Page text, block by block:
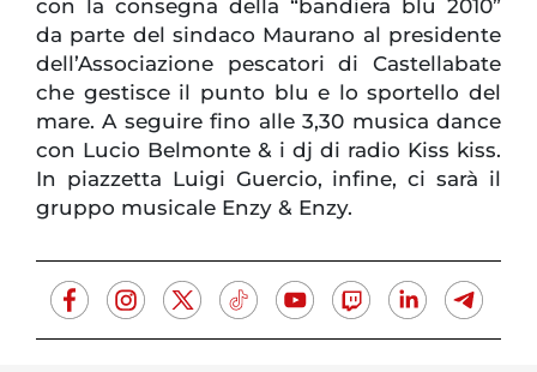
con la consegna della “bandiera blu 2010”
da parte del sindaco Maurano al presidente
dell’Associazione pescatori di Castellabate
che gestisce il punto blu e lo sportello del
mare. A seguire fino alle 3,30 musica dance
con Lucio Belmonte & i dj di radio Kiss kiss.
In piazzetta Luigi Guercio, infine, ci sarà il
gruppo musicale Enzy & Enzy.